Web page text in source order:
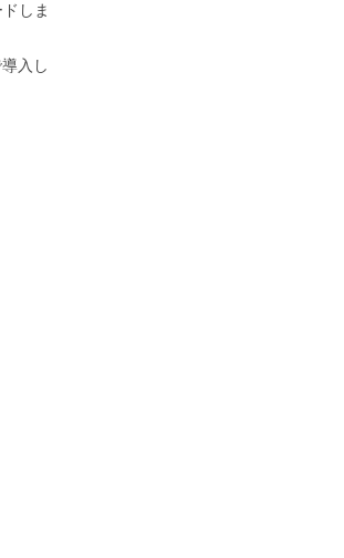
しま
入し